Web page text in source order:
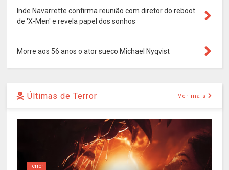
Inde Navarrette confirma reunião com diretor do reboot
de 'X-Men' e revela papel dos sonhos
Morre aos 56 anos o ator sueco Michael Nyqvist
Últimas de Terror Ver mais
Terror